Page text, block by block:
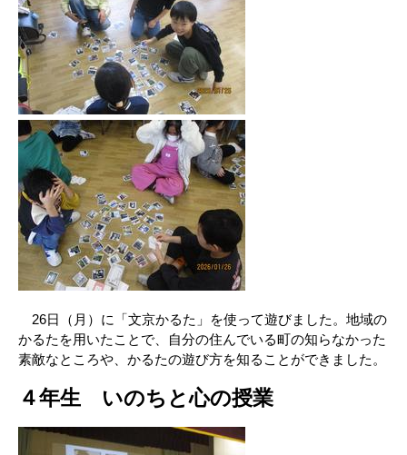
26日（月）に「文京かるた」を使って遊びました。地域の
かるたを用いたことで、自分の住んでいる町の知らなかった
素敵なところや、かるたの遊び方を知ることができました。
４年生 いのちと心の授業